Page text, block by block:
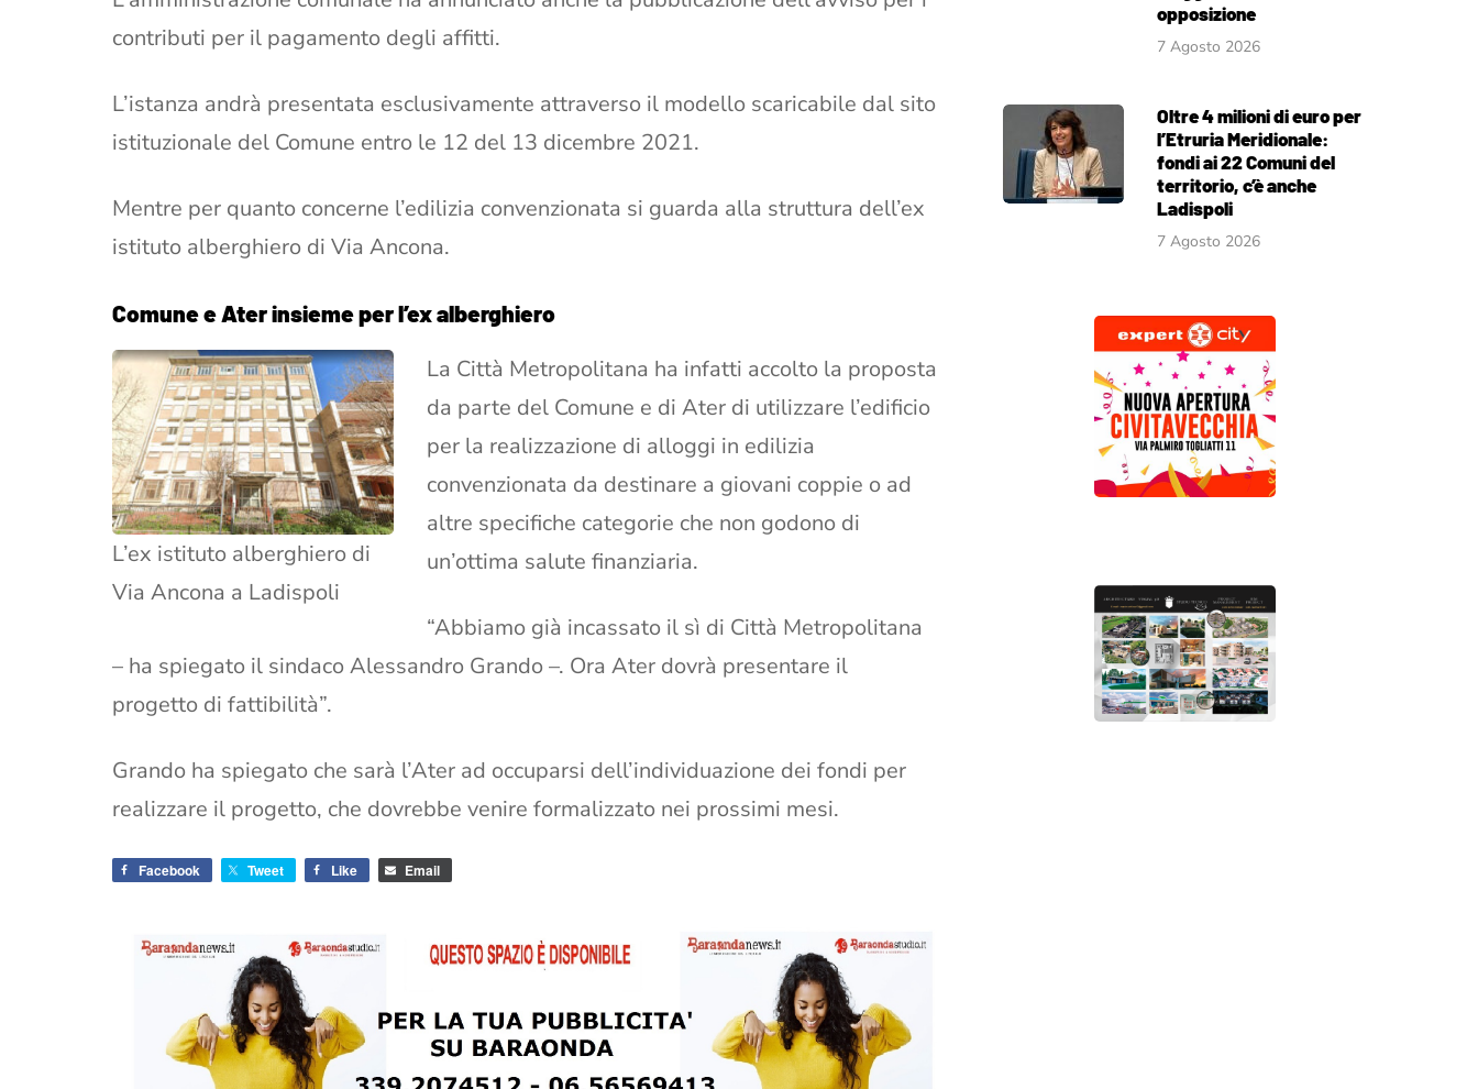
contributi per il pagamento degli affitti.
L’istanza andrà presentata esclusivamente attraverso il modello scaricabile dal sito
istituzionale del Comune entro le 12 del 13 dicembre 2021.
Mentre per quanto concerne l’edilizia convenzionata si guarda alla struttura dell’ex
istituto alberghiero di Via Ancona.
Comune e Ater insieme per l’ex alberghiero
L’ex istituto alberghiero di
Via Ancona a Ladispoli
La Città Metropolitana ha infatti accolto la proposta
da parte del Comune e di Ater di utilizzare l’edificio
per la realizzazione di alloggi in edilizia
convenzionata da destinare a giovani coppie o ad
altre specifiche categorie che non godono di
un’ottima salute finanziaria.
“Abbiamo già incassato il sì di Città Metropolitana
– ha spiegato il sindaco Alessandro Grando –. Ora Ater dovrà presentare il
progetto di fattibilità”.
Grando ha spiegato che sarà l’Ater ad occuparsi dell’individuazione dei fondi per
realizzare il progetto, che dovrebbe venire formalizzato nei prossimi mesi.
Facebook Tweet Like Email
opposizione
7 Agosto 2026
Oltre 4 milioni di euro per
l’Etruria Meridionale:
fondi ai 22 Comuni del
territorio, c’è anche
Ladispoli
7 Agosto 2026